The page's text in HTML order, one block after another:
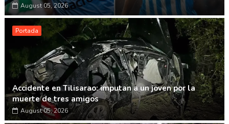
August 05, 2026
Portada
Accidente en Tilisarao: imputan a un joven por la
muerte de tres amigos
August 05, 2026